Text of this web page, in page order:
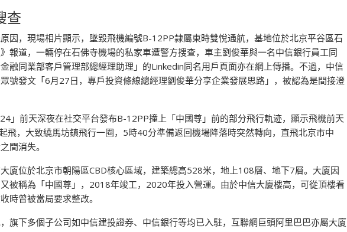
查
因，現場相片顯示，墜毀飛機編號B-12PP隸屬東時雙悅通航，基地位於北京平谷區石
報道，一輛停在石佛寺機場的私家車遭警方搜查，車主劉俊華與一名中信銀行員工同
融同業部客戶管理部總經理助理」的Linkedin同名用戶頁面亦在網上傳播。不過，中信
號發文「6月27日，專戶投資條線總經理劉俊華分享企業發展思路」，被認為是間接澄
」前天深夜在社交平台發布B-12PP撞上「中國尊」前的部分飛行軌迹，顯示飛機前天
飛，大致繞馬坊鎮飛行一圈，5時40分準備返回機場降落時突然轉向，直飛北京市中
間消失。
大廈位於北京市朝陽區CBD核心區域，建築總高528米，地上108層、地下7層。大廈因
被稱為「中國尊」，2018年竣工，2020年投入營運。由於中信大廈樓高，可從頂樓看
時曾被當局要求整改。
旗下多個子公司如中信建投證券、中信銀行等均已入駐，互聯網巨頭阿里巴巴亦屬大廈